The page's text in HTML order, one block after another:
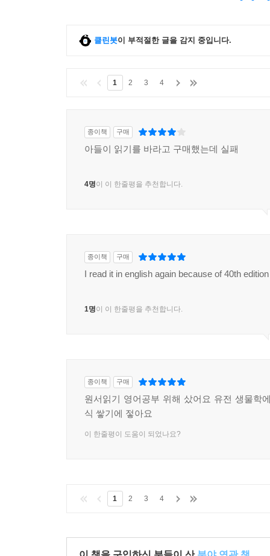
클린봇이 부적절한 글을 감지 중입니다.
1 2 3 4
종이책 구매
아들이 읽기를 바라고 구매했는데 실패
4명이 이 한줄평을 추천합니다.
종이책 구매
I read it in english again because of 40th edition
1명이 이 한줄평을 추천합니다.
종이책 구매
원서읽기 영어공부 위해 샀어요 유전 생물학
식 쌓기에 젛아요
이 한줄평이 도움이 되었나요?
1 2 3 4